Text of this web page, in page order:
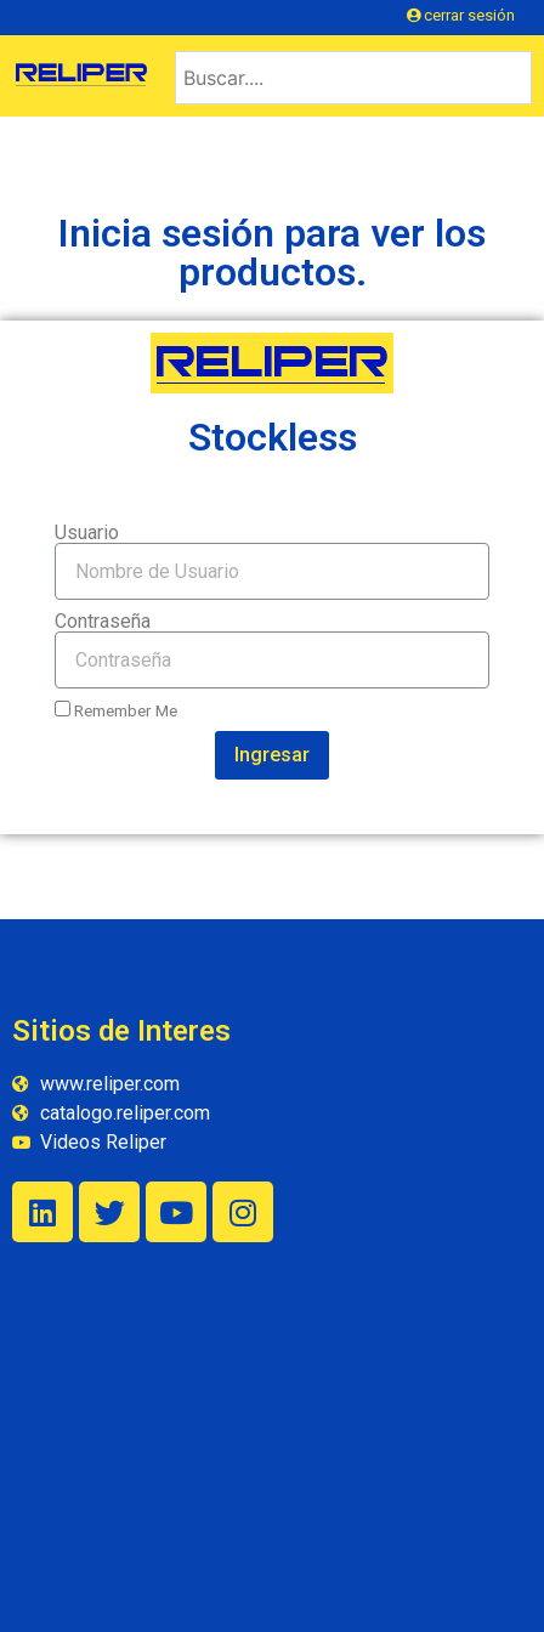
cerrar sesión
Inicia sesión para ver los
productos.
Stockless
Usuario
Contraseña
Remember Me
Ingresar
Sitios de Interes
www.reliper.com
catalogo.reliper.com
Videos Reliper